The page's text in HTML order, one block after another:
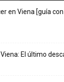
en Viena [guía
El último